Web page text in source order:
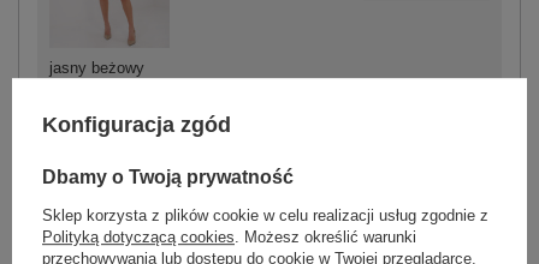
jasny beżowy
Masz pytanie? Chętnie pomożemy.
Zadzwoń+48 601 547 740 Zadaj pytanie
Konfiguracja zgód
Dbamy o Twoją prywatność
Sklep korzysta z plików cookie w celu realizacji usług zgodnie z
Polityką dotyczącą cookies . Możesz określić warunki
przechowywania lub dostępu do cookie w Twojej przeglądarce.